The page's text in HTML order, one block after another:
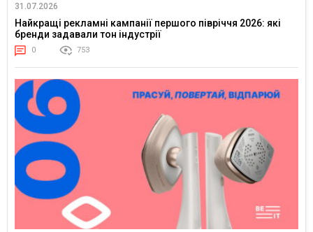
31.07.2026
Найкращі рекламні кампанії першого півріччя 2026: які
бренди задавали тон індустрії
0 753